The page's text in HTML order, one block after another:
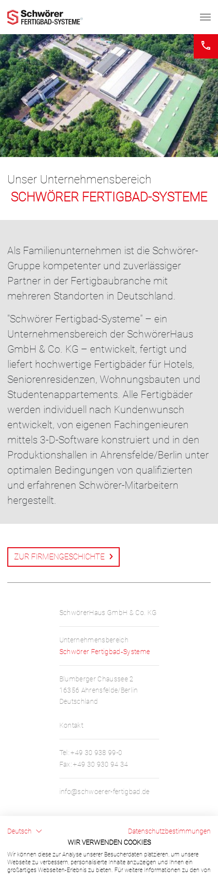
Unser Unternehmensbereich
SCHWÖRER FERTIGBAD-SYSTEME
Als Familienunternehmen ist die Schwörer-
Gruppe kom­petenter und zuverlässiger
Partner in der Fertigbaubranche mit
mehreren Standorten in Deutschland.
"Schwörer Fertigbad-Systeme" – ein
Unternehmensbereich der SchwörerHaus
GmbH & Co. KG – entwickelt, fertigt und
liefert hochwertige Fertigbäder für Hotels,
Seniorenresidenzen, Wohnungsbauten und
Studentenappartements. Alle Fertigbäder
werden individuell nach Kundenwunsch
entwickelt, von eigenen Fachingenieuren
mittels 3-D-Software konstruiert und in den
Produktionshallen in Ahrensfelde/Berlin unter
optimalen Bedingungen von qualifizierten
und erfahrenen Schwörer-Mitarbeitern
hergestellt.
ZUR FIRMENGESCHICHTE
SchwörerHaus GmbH & Co. KG
Unternehmensbereich
Schwörer Fertigbad‑Systeme
Blumberger Chaussee 2
16356 Ahrensfelde/Berlin
Deutschland
Kontakt
Tel:+49 30 938 99-0
Fax:+49 30 930 94 34
info@schwoerer-fertigbad.de
Rechtliches
Impressum
Deutsch
Datenschutzbestimmungen
WIR VERWENDEN COOKIES
Wir können diese zur Analyse unserer Besucherdaten platzieren, um unsere
Webseite zu verbessern, personalisierte Inhalte anzuzeigen und Ihnen ein
großartiges Webseiten-Erlebnis zu bieten. Für weitere Informationen zu den von